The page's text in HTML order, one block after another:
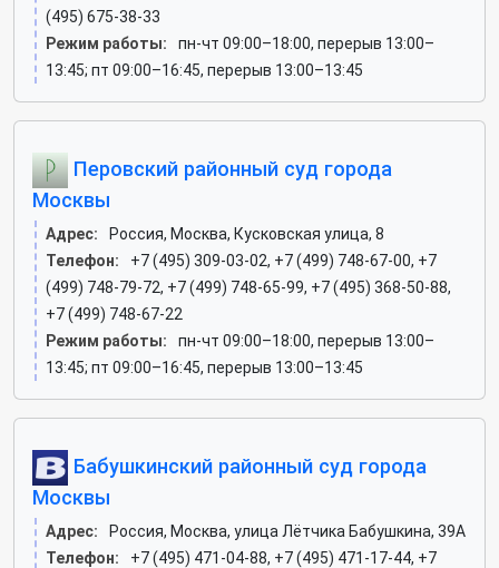
(495) 675-38-33
Режим работы:
пн-чт 09:00–18:00, перерыв 13:00–
13:45; пт 09:00–16:45, перерыв 13:00–13:45
Перовский районный суд города
Москвы
Адрес:
Россия, Москва, Кусковская улица, 8
Телефон:
+7 (495) 309-03-02, +7 (499) 748-67-00, +7
(499) 748-79-72, +7 (499) 748-65-99, +7 (495) 368-50-88,
+7 (499) 748-67-22
Режим работы:
пн-чт 09:00–18:00, перерыв 13:00–
13:45; пт 09:00–16:45, перерыв 13:00–13:45
Бабушкинский районный суд города
Москвы
Адрес:
Россия, Москва, улица Лётчика Бабушкина, 39А
Телефон:
+7 (495) 471-04-88, +7 (495) 471-17-44, +7